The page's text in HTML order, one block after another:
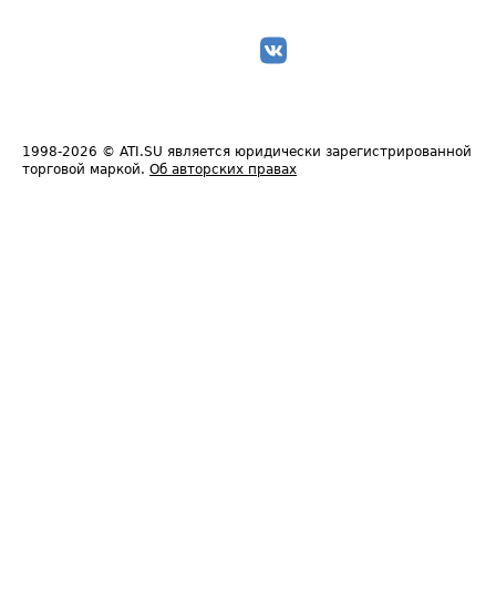
1998-2026 © ATI.SU является юридически зарегистрированной
торговой маркой. Об авторских правах